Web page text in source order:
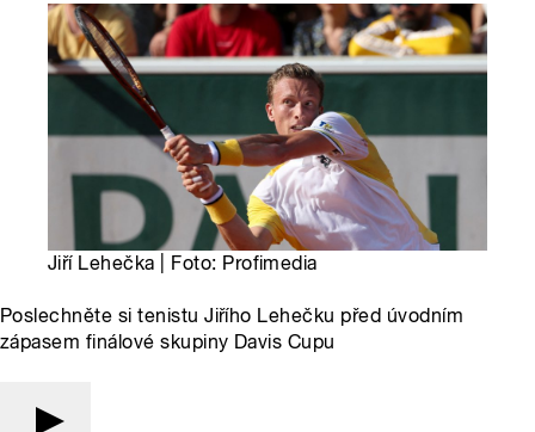
Jiří Lehečka | Foto: Profimedia
Poslechněte si tenistu Jiřího Lehečku před úvodním
zápasem finálové skupiny Davis Cupu